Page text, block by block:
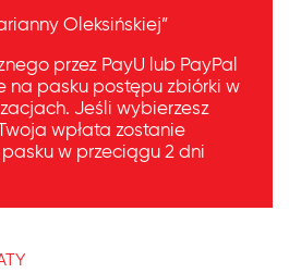
Oleksińskiej”
przez PayU lub PayPal
na pasku postępu zbiórki w
Jeśli wybierzesz
wpłata zostanie
w przeciągu 2 dni